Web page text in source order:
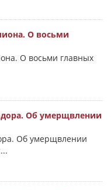
О восьми
О восьми главных
Об умерщвлении
Об умерщвлении